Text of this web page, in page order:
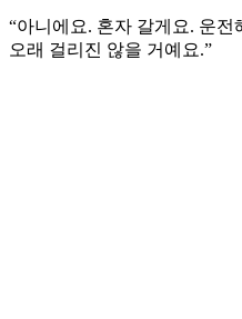
“아니에요. 혼자 갈게요. 운
오래 걸리진 않을 거예요.”